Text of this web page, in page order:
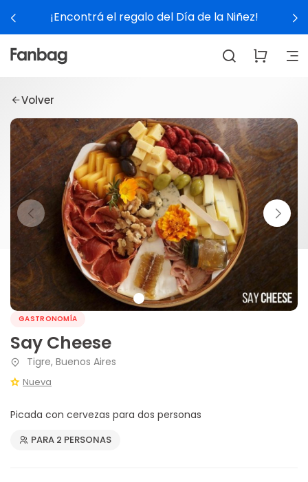
¡Encontrá el regalo del Día de la Niñez!
Volver
GASTRONOMÍA
Say Cheese
Tigre, Buenos Aires
Nueva
Picada con cervezas para dos personas
PARA 2 PERSONAS